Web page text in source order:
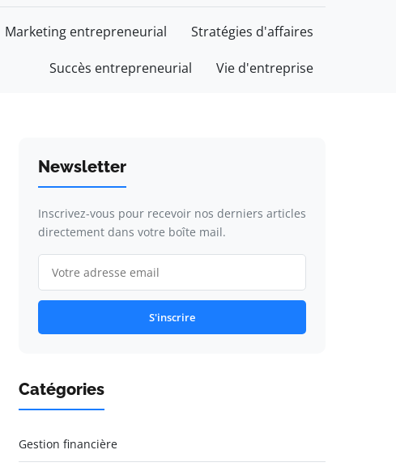
Marketing entrepreneurial Stratégies d'affaires
Succès entrepreneurial Vie d'entreprise
Newsletter
Inscrivez-vous pour recevoir nos derniers articles
directement dans votre boîte mail.
S'inscrire
Catégories
Gestion financière